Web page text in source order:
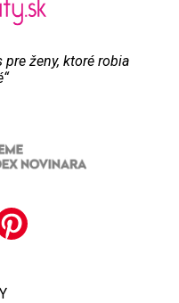
pre ženy, ktoré robia